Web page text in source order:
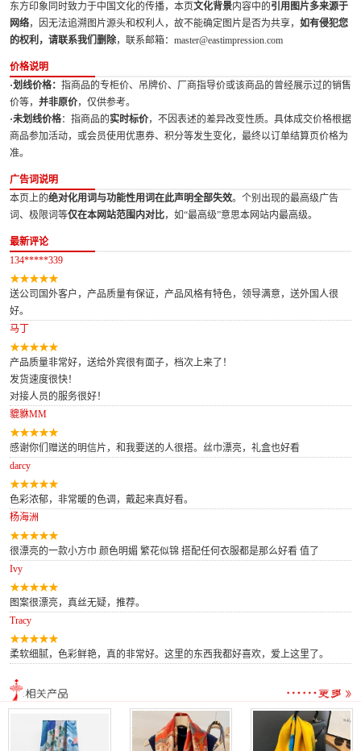
东方印象同时致力于中国文化的传播，本页文化背景内容中的引用图片多来源于
网络，因无法追溯图片源头和权利人，故不能确定图片是否为共享， 如有侵犯您
的权利，请联系我们删除，联系邮箱：master@eastimpression.com
价格说明
·划线价格： 指商品的专柜价、吊牌价、厂商指导价或该商品的曾经展示过的销售
价等， 并非原价，仅供参考。
·未划线价格：指商品的实时标价，不因表述的差异改变性质。具体成交价格根据
商品参加活动，或会员使用优惠券、积分等发生变化，最终以订单结算页价格为
准。
广告词说明
本页上的绝对化用词与功能性用词在此声明全部失效。个别出现的最高级广告
词、极限词等仅在本网站范围内对比，如“最高级”意思本网站内最高级。
最新评论
134*****339
送公司国外客户，产品质量有保证，产品风格有特色，领导满意，送外国人很
好。
马丁
产品质量非常好，送给外宾很有面子，档次上来了！
发货速度很快！
对接人员的服务很好！
貔貅MM
感谢你们赠送的明信片，和我要送的人很搭。丝巾漂亮，礼盒也好看
darcy
色彩浓郁，非常暖的色调，戴起来真好看。
杨海洲
很漂亮的一款小方巾 颜色明媚 繁花似锦 搭配任何衣服都是那么好看 值了
Ivy
图案很漂亮，真丝无疑，推荐。
Tracy
柔软细腻，色彩鲜艳，真的非常好。这里的东西我都好喜欢，爱上这里了。